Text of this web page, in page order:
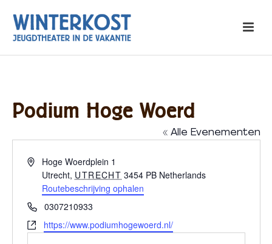
Podium Hoge Woerd
« Alle Evenementen
AdresHoge Woerdplein 1
Utrecht, UTRECHT 3454 PB Netherlands
Routebeschrijving ophalen
Telefoon0307210933
Websitehttps://www.podiumhogewoerd.nl/